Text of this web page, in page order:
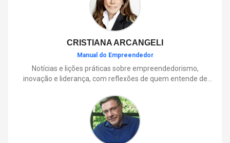
CRISTIANA ARCANGELI
Manual do Empreendedor
Notícias e lições práticas sobre empreendedorismo,
inovação e liderança, com reflexões de quem entende de